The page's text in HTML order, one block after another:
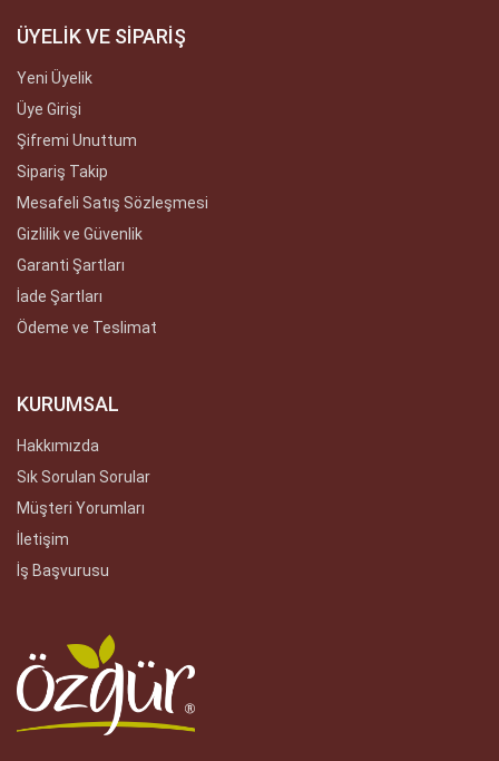
ÜYELİK VE SİPARİŞ
Yeni Üyelik
Üye Girişi
Şifremi Unuttum
Sipariş Takip
Mesafeli Satış Sözleşmesi
Gizlilik ve Güvenlik
Garanti Şartları
İade Şartları
Ödeme ve Teslimat
KURUMSAL
Hakkımızda
Sık Sorulan Sorular
Müşteri Yorumları
İletişim
İş Başvurusu